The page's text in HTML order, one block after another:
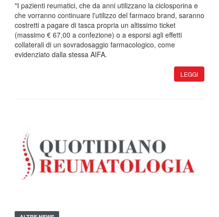
"I pazienti reumatici, che da anni utilizzano la ciclosporina e
che vorranno continuare l'utilizzo del farmaco brand, saranno
costretti a pagare di tasca propria un altissimo ticket
(massimo € 67,00 a confezione) o a esporsi agli effetti
collaterali di un sovradosaggio farmacologico, come
evidenziato dalla stessa AIFA.
LEGGI